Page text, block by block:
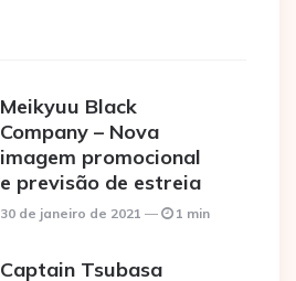
Meikyuu Black
Company – Nova
imagem promocional
e previsão de estreia
30 de janeiro de 2021 1 min
Captain Tsubasa